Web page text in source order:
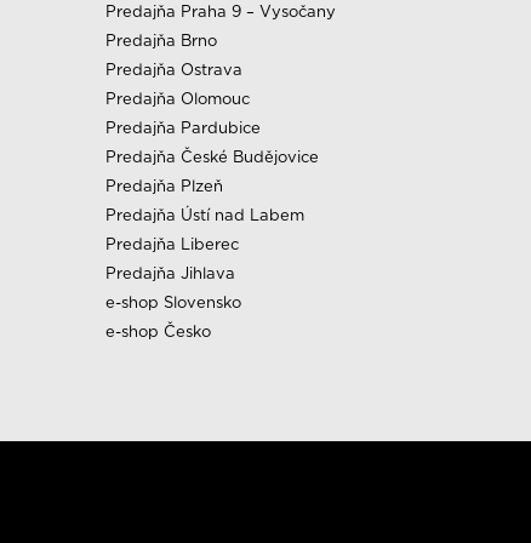
Predajňa Praha 9 – Vysočany
Predajňa Brno
Predajňa Ostrava
Predajňa Olomouc
Predajňa Pardubice
Predajňa České Budějovice
Predajňa Plzeň
Predajňa Ústí nad Labem
Predajňa Liberec
Predajňa Jihlava
e-shop Slovensko
e-shop Česko